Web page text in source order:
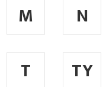
M N
T TY